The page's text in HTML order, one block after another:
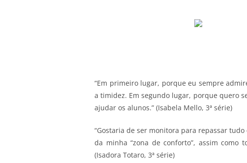
“Em primeiro lugar, porque eu sempre
a timidez. Em segundo lugar, porque quero
ajudar os alunos.” (Isabela Mello, 3ª série)
“Gostaria de ser monitora para repassar
da minha “zona de conforto”, assim
(Isadora Totaro, 3ª série)